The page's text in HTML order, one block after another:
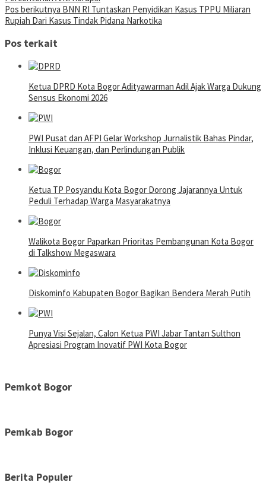
Pos berikutnya BNN RI Tuntaskan Penyidikan Kasus TPPU Miliaran
Rupiah Dari Kasus Tindak Pidana Narkotika
Pos terkait
Ketua DPRD Kota Bogor Adityawarman Adil Ajak Warga Dukung
Sensus Ekonomi 2026
PWI Pusat dan AFPI Gelar Workshop Jurnalistik Bahas Pindar,
Inklusi Keuangan, dan Perlindungan Publik
Ketua TP Posyandu Kota Bogor Dorong Jajarannya Untuk
Peduli Terhadap Warga Masyarakatnya
Walikota Bogor Paparkan Prioritas Pembangunan Kota Bogor
di Talkshow Megaswara
Diskominfo Kabupaten Bogor Bagikan Bendera Merah Putih
Punya Visi Sejalan, Calon Ketua PWI Jabar Tantan Sulthon
Apresiasi Program Inovatif PWI Kota Bogor
Pemkot Bogor
Pemkab Bogor
Berita Populer